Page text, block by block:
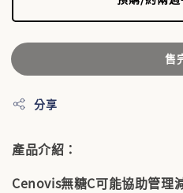
售
分享
產品介紹：
Cenovis無糖C可能協助管理